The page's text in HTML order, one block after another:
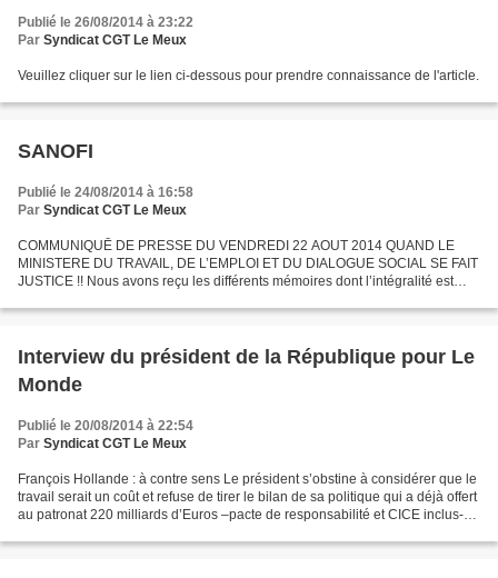
Publié le 26/08/2014 à 23:22
Par Syndicat CGT Le Meux
Veuillez cliquer sur le lien ci-dessous pour prendre connaissance de l'article.
SANOFI
Publié le 24/08/2014 à 16:58
Par Syndicat CGT Le Meux
COMMUNIQUĒ DE PRESSE DU VENDREDI 22 AOUT 2014 QUAND LE
MINISTERE DU TRAVAIL, DE L’EMPLOI ET DU DIALOGUE SOCIAL SE FAIT
JUSTICE !! Nous avons reçu les différents mémoires dont l’intégralité est
Interview du président de la République pour Le
Monde
Publié le 20/08/2014 à 22:54
Par Syndicat CGT Le Meux
François Hollande : à contre sens Le président s’obstine à considérer que le
travail serait un coût et refuse de tirer le bilan de sa politique qui a déjà offert
au patronat 220 milliards d’Euros –pacte de responsabilité et CICE inclus-